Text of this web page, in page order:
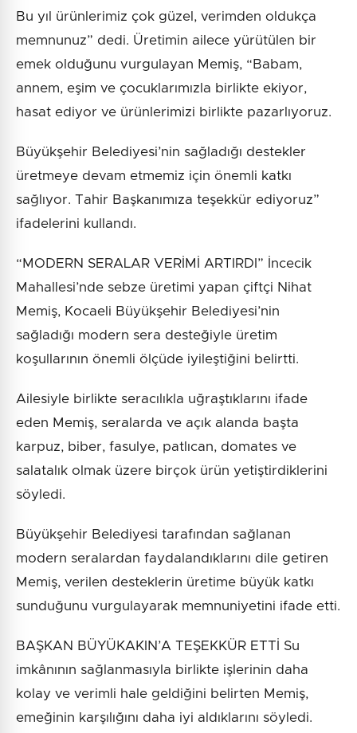
Bu yıl ürünlerimiz çok güzel, verimden oldukça
memnunuz” dedi. Üretimin ailece yürütülen bir
emek olduğunu vurgulayan Memiş, “Babam,
annem, eşim ve çocuklarımızla birlikte ekiyor,
hasat ediyor ve ürünlerimizi birlikte pazarlıyoruz.
Büyükşehir Belediyesi’nin sağladığı destekler
üretmeye devam etmemiz için önemli katkı
sağlıyor. Tahir Başkanımıza teşekkür ediyoruz”
ifadelerini kullandı.
“MODERN SERALAR VERİMİ ARTIRDI” İncecik
Mahallesi’nde sebze üretimi yapan çiftçi Nihat
Memiş, Kocaeli Büyükşehir Belediyesi’nin
sağladığı modern sera desteğiyle üretim
koşullarının önemli ölçüde iyileştiğini belirtti.
Ailesiyle birlikte seracılıkla uğraştıklarını ifade
eden Memiş, seralarda ve açık alanda başta
karpuz, biber, fasulye, patlıcan, domates ve
salatalık olmak üzere birçok ürün yetiştirdiklerini
söyledi.
Büyükşehir Belediyesi tarafından sağlanan
modern seralardan faydalandıklarını dile getiren
Memiş, verilen desteklerin üretime büyük katkı
sunduğunu vurgulayarak memnuniyetini ifade etti.
BAŞKAN BÜYÜKAKIN’A TEŞEKKÜR ETTİ Su
imkânının sağlanmasıyla birlikte işlerinin daha
kolay ve verimli hale geldiğini belirten Memiş,
emeğinin karşılığını daha iyi aldıklarını söyledi.